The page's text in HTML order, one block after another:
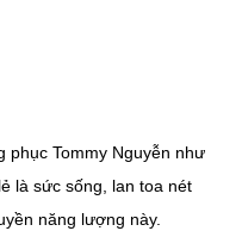
phục Tommy Nguyễn như
là sức sống, lan toa nét
năng lượng này.